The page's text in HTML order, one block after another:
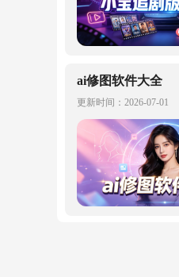
ai修图软件大全
更新时间：2026-07-01